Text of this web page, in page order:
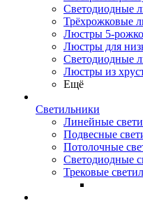
Светодиодные
Трёхрожковые
Люстры 5-
Люстры для
Cветодиодные
Люстры из
Ещё
Светильники
Линейные
Подвесные
Потолочные
Светодиодные
Трековые